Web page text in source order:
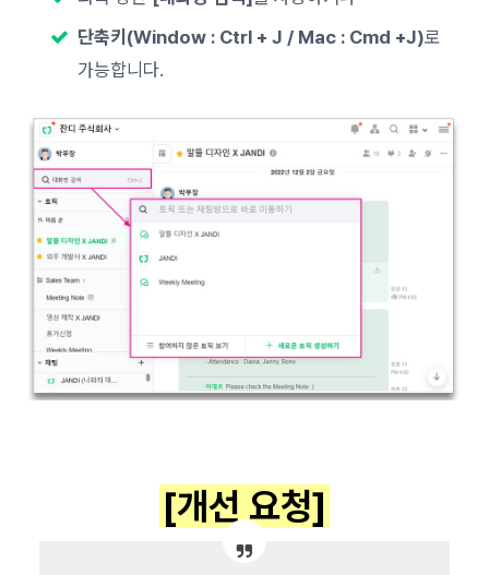
단축키(Window : Ctrl + J / Mac : Cmd +J)로
가능합니다.
[개선 요청]